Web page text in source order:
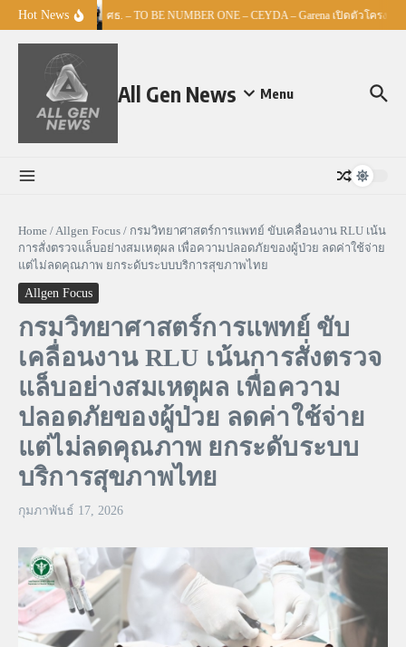
Skip to content
Hot News ศธ. – TO BE NUMBER ONE – CEYDA – Garena เปิดตัวโครงก
All Gen News Menu
Home /Allgen Focus / กรมวิทยาศาสตร์การแพทย์ ขับเคลื่อนงาน RLU เน้น
การสั่งตรวจแล็บอย่างสมเหตุผล เพื่อความปลอดภัยของผู้ป่วย ลดค่าใช้จ่าย
แต่ไม่ลดคุณภาพ ยกระดับระบบบริการสุขภาพไทย
Allgen Focus
กรมวิทยาศาสตร์การแพทย์ ขับ
เคลื่อนงาน RLU เน้นการสั่งตรวจ
แล็บอย่างสมเหตุผล เพื่อความ
ปลอดภัยของผู้ป่วย ลดค่าใช้จ่าย
แต่ไม่ลดคุณภาพ ยกระดับระบบ
บริการสุขภาพไทย
กุมภาพันธ์ 17, 2026